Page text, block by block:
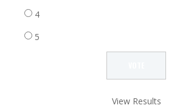
4
5
View Results